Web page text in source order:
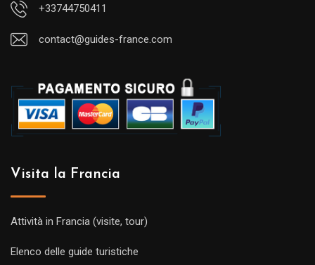
+33744750411
contact@guides-france.com
Visita la Francia
Attività in Francia (visite, tour)
Elenco delle guide turistiche